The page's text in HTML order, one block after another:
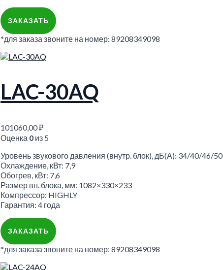
ЗАКАЗАТЬ
*для заказа звоните на номер: 89208349098
LAC-30AQ
101060,00₽
Оценка 0 из 5
Уровень звукового давления (внутр. блок), дБ(А): 34/40/46/50
Охлаждение, кВт: 7,9
Обогрев, кВт: 7,6
Размер вн. блока, мм: 1082×330×233
Компрессор: HIGHLY
Гарантия: 4 года
ЗАКАЗАТЬ
*для заказа звоните на номер: 89208349098